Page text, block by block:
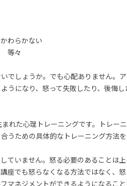
わらかない
等々
でしょうか。でも心配ありません。
うになり、怒って失敗したり、後悔
れた心理トレーニングです。トレー
うための具体的なトレーニング方法を
ていません。怒る必要のあることは
座でも怒らなくなる方法ではなく、
ネジメントができるようになること